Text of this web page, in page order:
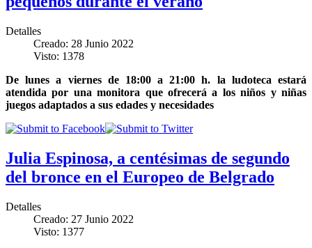
Detalles
Creado: 28 Junio 2022
Visto: 1378
De lunes a viernes de 18:00 a 21:00 h. la ludoteca estará
atendida por una monitora que ofrecerá a los niños y niñas
juegos adaptados a sus edades y necesidades
Julia Espinosa, a centésimas de segundo
del bronce en el Europeo de Belgrado
Detalles
Creado: 27 Junio 2022
Visto: 1377